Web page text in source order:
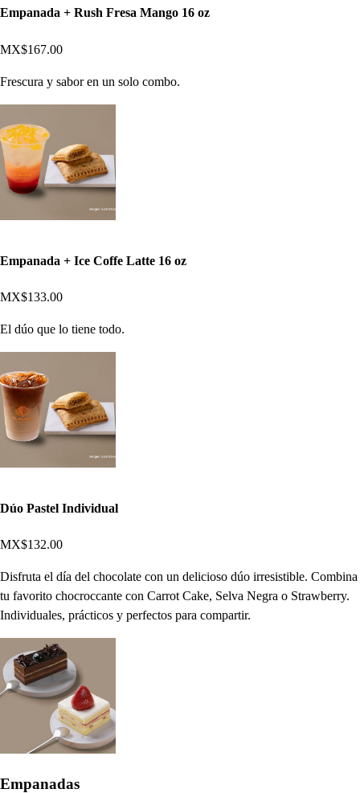
Empanada + Rush Fresa Mango 16 oz
MX$167.00
Frescura y sabor en un solo combo.
Empanada + Ice Coffe Latte 16 oz
MX$133.00
El dúo que lo tiene todo.
Dúo Pastel Individual
MX$132.00
Disfruta el día del chocolate con un delicioso dúo irresistible. Combina
tu favorito chocroccante con Carrot Cake, Selva Negra o Strawberry.
Individuales, prácticos y perfectos para compartir.
Empanadas